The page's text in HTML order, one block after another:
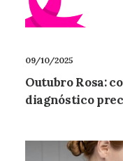
09/10/2025
Outubro Rosa:
diagnóstico